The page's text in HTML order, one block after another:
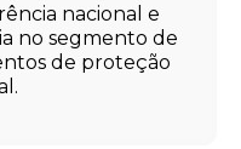
nacional e
no segmento de
de proteção